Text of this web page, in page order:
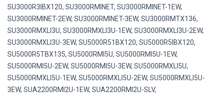
SU3000R3IBX120, SU3000RMINET, SU3000RMINET-1EW,
SU3000RMINET-2EW, SU3000RMINET-3EW, SU3000RMTX136,
SU3000RMXLI3U, SU3000RMXLI3U-1EW, SU3000RMXLI3U-2EW,
SU3000RMXLI3U-3EW, SU5000R51BX120, SU5000R5IBX120,
SU5000R5TBX135, SU5000RMI5U, SU5000RMI5U-1EW,
SU5000RMI5U-2EW, SU5000RMI5U-3EW, SU5000RMXLI5U,
SU5000RMXLI5U-1EW, SU5000RMXLI5U-2EW, SU5000RMXLI5U-
3EW, SUA2200RMI2U-1EW, SUA2200RMI2U-SLV,